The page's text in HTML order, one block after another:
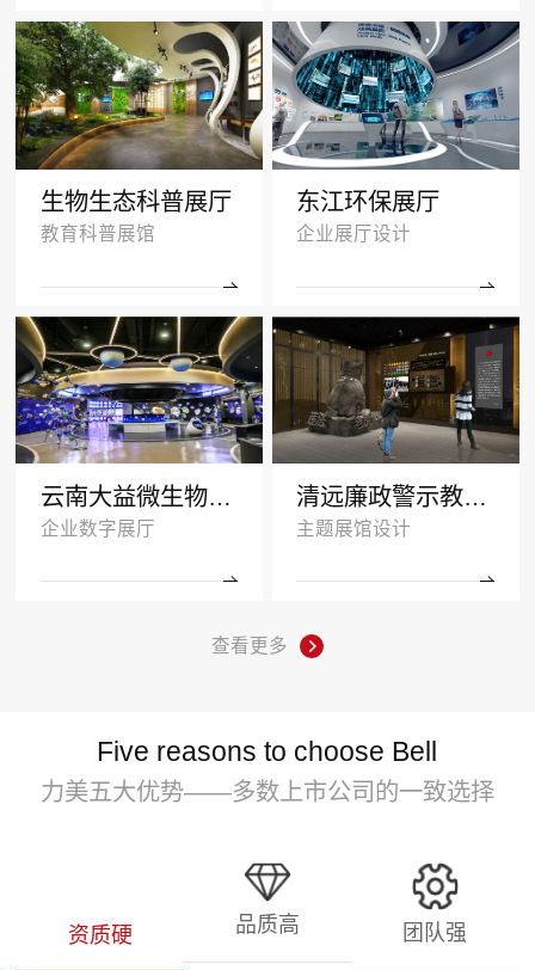
生物生态科普展厅
教育科普展馆
东江环保展厅
企业展厅设计
云南大益微生物奥秘厅效果图
企业数字展厅
清远廉政警示教育基地多媒体展厅设计
主题展馆设计
查看更多
Five reasons to choose Bell
力美五大优势——多数上市公司的一致选择
资质硬 品质高 团队强